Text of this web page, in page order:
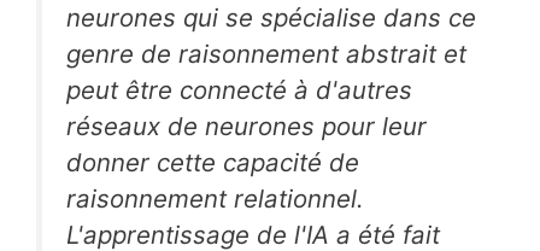
neurones qui se spécialise dans ce
genre de raisonnement abstrait et
peut être connecté à d'autres
réseaux de neurones pour leur
donner cette capacité de
raisonnement relationnel.
L'apprentissage de l'IA a été fait